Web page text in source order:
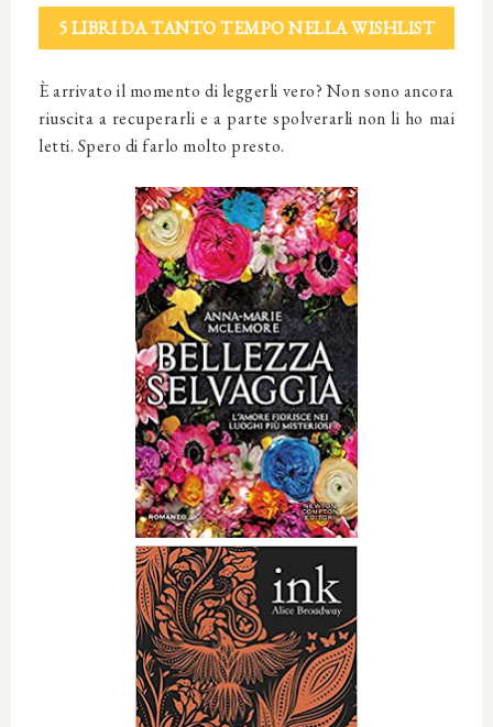
5 LIBRI DA TANTO TEMPO NELLA WISHLIST
È arrivato il momento di leggerli vero? Non sono ancora
riuscita a recuperarli e a parte spolverarli non li ho mai
letti. Spero di farlo molto presto.